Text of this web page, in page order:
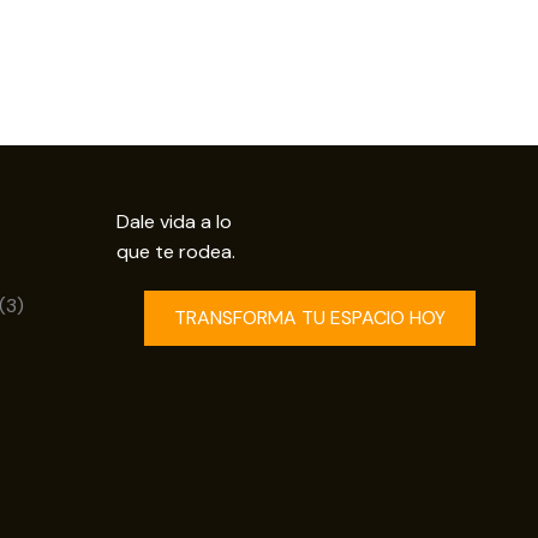
33
Dale vida a lo
que te rodea.
TRANSFORMA TU ESPACIO HOY